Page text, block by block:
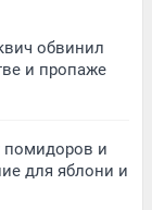
обвинил
и пропаже
помидоров и
для яблони и